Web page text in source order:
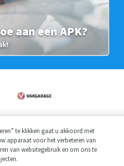
aan een APK?
te klikken gaat u akkoord met
apparaat voor het verbeteren van
van websitegebruik en om ons te